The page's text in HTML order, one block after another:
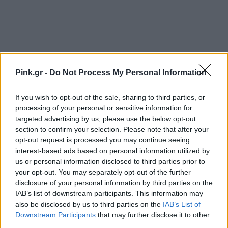
Pink.gr - Do Not Process My Personal Information
If you wish to opt-out of the sale, sharing to third parties, or
processing of your personal or sensitive information for
targeted advertising by us, please use the below opt-out
section to confirm your selection. Please note that after your
opt-out request is processed you may continue seeing
interest-based ads based on personal information utilized by
us or personal information disclosed to third parties prior to
your opt-out. You may separately opt-out of the further
disclosure of your personal information by third parties on the
IAB’s list of downstream participants. This information may
also be disclosed by us to third parties on the IAB’s List of
Downstream Participants that may further disclose it to other
Ακολουθήστε το Pink.gr στοGoogle Newsκαι
μάθετε πρώτοι τα πιο hot νέα.
Ακολουθήστε το Pink.gr και στοInstagram